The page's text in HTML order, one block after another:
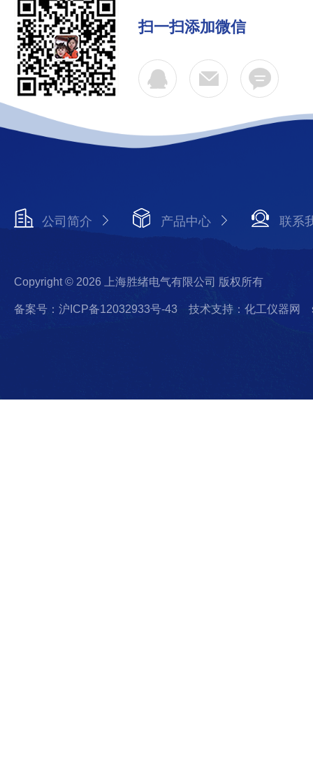
扫一扫添加微信
公司简介 产品中心 联系
Copyright © 2026 上海胜绪电气有限公司 版权所有
备案号：沪ICP备12032933号-43 技术支持：化工仪器网